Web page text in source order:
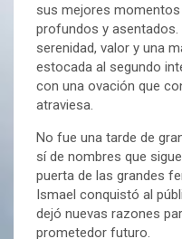
sus mejores
profundos y
serenidad, valor y una
estocada al segundo
con una ovación que
atraviesa.
No fue una tarde de
sí de nombres que
puerta de las grandes
Ismael conquistó al
dejó nuevas razones
prometedor futuro.